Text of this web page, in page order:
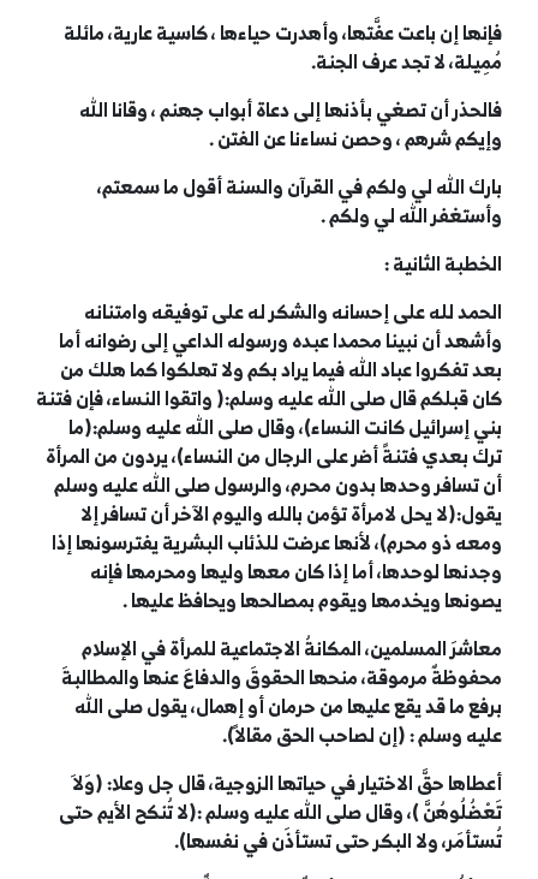
فإنها إن باعت عفَّتها، وأهدرت حياءها ، كاسية عارية، مائلة
مُمِيلة، لا تجد عرف الجنة.
فالحذر أن تصغي بأذنها إلى دعاة أبواب جهنم ، وقانا الله
وإيكم شرهم ، وحصن نساءنا عن الفتن .
بارك الله لي ولكم في القرآن والسنة أقول ما سمعتم،
وأستغفر الله لي ولكم .
الخطبة الثانية :
الحمد لله على إحسانه والشكر له على توفيقه وامتنانه
وأشهد أن نبينا محمدا عبده ورسوله الداعي إلى رضوانه أما
بعد تفكروا عباد الله فيما يراد بكم ولا تهلكوا كما هلك من
كان قبلكم قال صلى الله عليه وسلم:( واتقوا النساء، فإن فتنة
بني إسرائيل كانت النساء)، وقال صلى الله عليه وسلم:(ما
ترك بعدي فتنةً أضر على الرجال من النساء)، يردون من المرأة
أن تسافر وحدها بدون محرم، والرسول صلى الله عليه وسلم
يقول:(لا يحل لامرأة تؤمن بالله واليوم الآخر أن تسافر إلا
ومعه ذو محرم)، لأنها عرضت للذئاب البشرية يفترسونها إذا
وجدنها لوحدها، أما إذا كان معها وليها ومحرمها فإنه
يصونها ويخدمها ويقوم بمصالحها ويحافظ عليها .
معاشرَ المسلمين، المكانةُ الاجتماعية للمرأة في الإسلام
محفوظةٌ مرموقة، منحها الحقوقَ والدفاعَ عنها والمطالبةَ
برفع ما قد يقع عليها من حرمان أو إهمال، يقول صلى الله
عليه وسلم : (إن لصاحب الحق مقالاً).
أعطاها حقَّ الاختيار في حياتها الزوجية، قال جل وعلا: (وَلاَ
تَعْضُلُوهُنَّ )، وقال صلى الله عليه وسلم :(لا تُنكح الأيم حتى
تُستأمَر، ولا البكر حتى تستأذَن في نفسها).